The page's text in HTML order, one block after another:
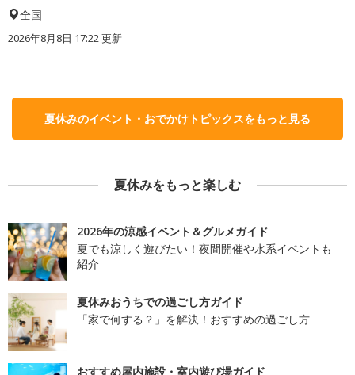
全国
2026年8月8日 17:22更新
夏休みのイベント・おでかけトピックスをもっと見る
夏休みをもっと楽しむ
2026年の涼感イベント＆グルメガイド
夏でも涼しく遊びたい！夜間開催や水系イベントも
紹介
夏休みおうちでの過ごし方ガイド
「家で何する？」を解決！おすすめの過ごし方
おすすめ屋内施設・室内遊び場ガイド